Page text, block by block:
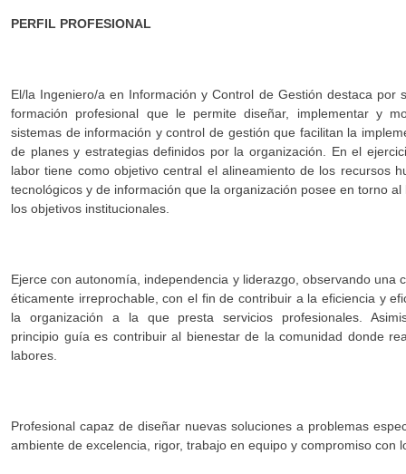
PERFIL PROFESIONAL
El/la Ingeniero/a en Información y Control de Gestión destaca por
formación profesional que le permite diseñar, implementar y
sistemas de información y control de gestión que facilitan la
de planes y estrategias definidos por la organización. En el
labor tiene como objetivo central el alineamiento de los recursos
tecnológicos y de información que la organización posee en torno al
los objetivos institucionales.
Ejerce con autonomía, independencia y liderazgo, observando una
éticamente irreprochable, con el fin de contribuir a la eficiencia y
la organización a la que presta servicios profesionales.
principio guía es contribuir al bienestar de la comunidad donde
labores.
Profesional capaz de diseñar nuevas soluciones a problemas
ambiente de excelencia, rigor, trabajo en equipo y compromiso con